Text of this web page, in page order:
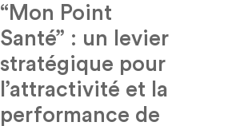
“Mon Point
Santé” : un levier
stratégique pour
l’attractivité et la
performance de